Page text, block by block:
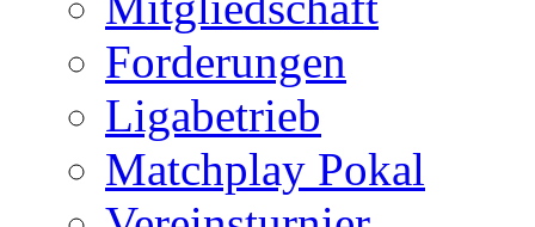
Forderungen
Ligabetrieb
Matchplay Pokal